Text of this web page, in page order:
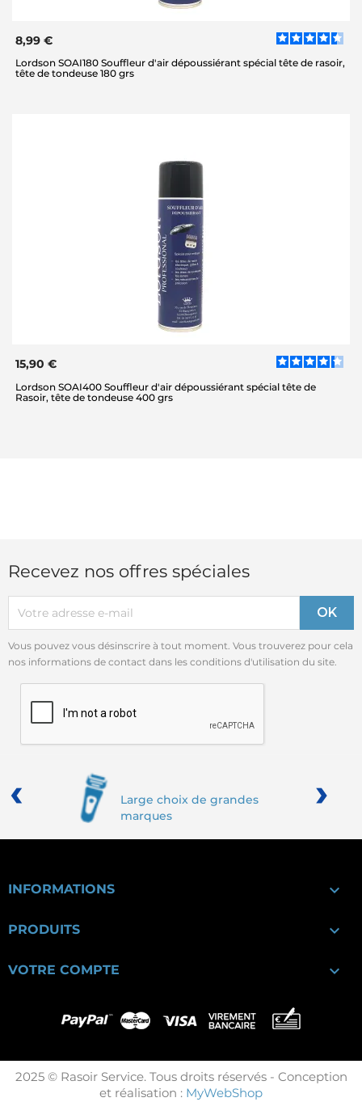
8,99 €
Lordson SOAI180 Souffleur d'air dépoussiérant spécial tête de rasoir,
tête de tondeuse 180 grs
15,90 €
Lordson SOAI400 Souffleur d'air dépoussiérant spécial tête de
Rasoir, tête de tondeuse 400 grs
Recevez nos offres spéciales
Vous pouvez vous désinscrire à tout moment. Vous trouverez pour cela
nos informations de contact dans les conditions d'utilisation du site.
Large choix de grandes
marques
‹ ›
INFORMATIONS 
PRODUITS 
VOTRE COMPTE 
2025 © Rasoir Service. Tous droits réservés - Conception
et réalisation : MyWebShop